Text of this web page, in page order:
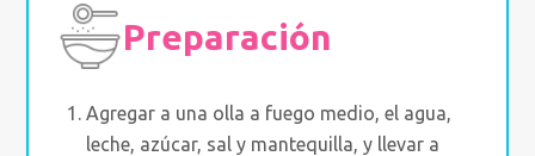
Preparación
Agregar a una olla a fuego medio, el agua,
leche, azúcar, sal y mantequilla, y llevar a